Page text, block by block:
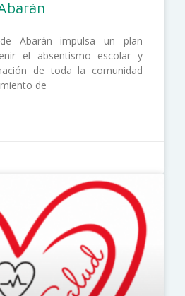
Abarán impulsa un plan
el absentismo escolar y
de toda la comunidad
de